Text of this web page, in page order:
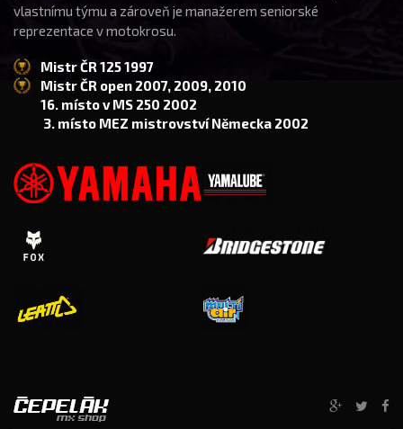
vlastnímu týmu a zároveň je manažerem seniorské
reprezentace v motokrosu.
Mistr ČR 125 1997
Mistr ČR open 2007, 2009, 2010
16. místo v MS 250 2002
3. místo MEZ mistrovství Německa 2002